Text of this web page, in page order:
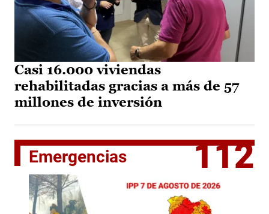
Casi 16.000 viviendas
rehabilitadas gracias a más de 57
millones de inversión
Emergencias 112